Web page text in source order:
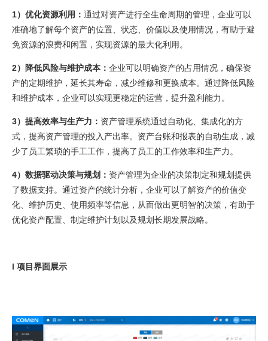
1） 优化资源利用： 通过对资产进行全生命周期的管理，企业可以
准确地了解每个资产的位置、状态、价值以及使用情况，有助于避
免资源的浪费和闲置，实现资源的最大化利用。
2） 降低风险与维护成本： 企业可以明确资产的占用情况，确保资
产的定期维护，延长其寿命，减少维修和更换成本。通过降低风险
和维护成本，企业可以实现更稳定的运营，提升盈利能力。
3） 提高效率与生产力： 资产管理系统通过自动化、集成化的方
式，提高资产管理的投入产出率。资产台账和报表的自动生成，减
少了员工繁琐的手工工作，提高了员工的工作效率和生产力。
4） 数据驱动决策与规划： 资产管理为企业的决策制定和规划提供
了数据支持。通过资产的统计分析，企业可以了解资产的价值变
化、维护历史、使用频率等信息，从而做出更明智的决策，有助于
优化资产配置、制定维护计划以及规划长期发展战略。
l 项目界面展示